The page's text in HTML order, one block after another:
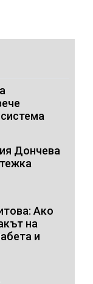
Дончева
Ако
на
и